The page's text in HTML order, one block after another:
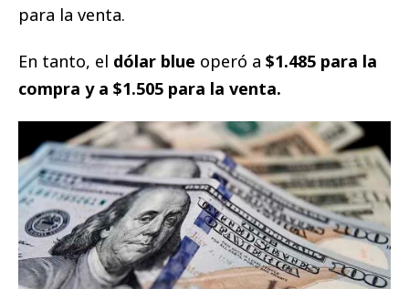
para la venta.
En tanto, el dólar blue operó a $1.485 para la
compra y a $1.505 para la venta.